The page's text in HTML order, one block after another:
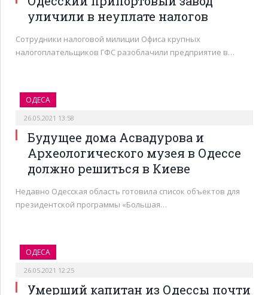
уличили в неуплате налогов
Сотрудники налоговой милиции Офиса крупных
налогоплательщиков ГФС разоблачили предприятие в…
ОДЕСА
26.05.2021 13:58
Будущее дома Асвадурова и
Археологического музея в Одессе
должно решиться в Киеве
Недавно Одесская область готовила список объектов для
президентской программы «Большая…
ОДЕСА
26.05.2021 12:25
Умерший капитан из Одессы почти